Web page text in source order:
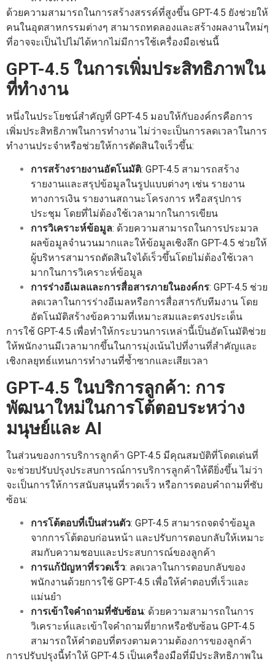
ด้วยความสามารถในการสร้างสรรค์ที่สูงขึ้น GPT-4.5 ยังช่วยให้
คนในอุตสาหกรรมต่างๆ สามารถทดลองและสร้างผลงานใหม่ๆ
ที่อาจจะเป็นไปไม่ได้หากไม่มีการใช้เครื่องมือเช่นนี้
GPT-4.5 ในการเพิ่มประสิทธิภาพใน
ที่ทำงาน
หนึ่งในประโยชน์สำคัญที่ GPT-4.5 มอบให้กับองค์กรคือการ
เพิ่มประสิทธิภาพในการทำงาน ไม่ว่าจะเป็นการลดเวลาในการ
ทำงานประจำหรือช่วยให้การตัดสินใจเร็วขึ้น:
การสร้างรายงานอัตโนมัติ: GPT-4.5 สามารถสร้าง
รายงานและสรุปข้อมูลในรูปแบบต่างๆ เช่น รายงาน
ทางการเงิน รายงานสถานะโครงการ หรือสรุปการ
ประชุม โดยที่ไม่ต้องใช้เวลามากในการเขียน
การวิเคราะห์ข้อมูล: ด้วยความสามารถในการประมวล
ผลข้อมูลจำนวนมากและให้ข้อมูลเชิงลึก GPT-4.5 ช่วยให้
ผู้บริหารสามารถตัดสินใจได้เร็วขึ้นโดยไม่ต้องใช้เวลา
มากในการวิเคราะห์ข้อมูล
การร่างอีเมลและการสื่อสารภายในองค์กร: GPT-4.5 ช่วย
ลดเวลาในการร่างอีเมลหรือการสื่อสารกับทีมงาน โดย
อัตโนมัติสร้างข้อความที่เหมาะสมและตรงประเด็น
การใช้ GPT-4.5 เพื่อทำให้กระบวนการเหล่านี้เป็นอัตโนมัติช่วย
ให้พนักงานมีเวลามากขึ้นในการมุ่งเน้นไปที่งานที่สำคัญและ
เชิงกลยุทธ์แทนการทำงานที่ซ้ำซากและเสียเวลา
GPT-4.5 ในบริการลูกค้า: การ
พัฒนาใหม่ในการโต้ตอบระหว่าง
มนุษย์และ AI
ในส่วนของการบริการลูกค้า GPT-4.5 มีคุณสมบัติที่โดดเด่นที่
จะช่วยปรับปรุงประสบการณ์การบริการลูกค้าให้ดียิ่งขึ้น ไม่ว่า
จะเป็นการให้การสนับสนุนที่รวดเร็ว หรือการตอบคำถามที่ซับ
ซ้อน:
การโต้ตอบที่เป็นส่วนตัว: GPT-4.5 สามารถจดจำข้อมูล
จากการโต้ตอบก่อนหน้า และปรับการตอบกลับให้เหมาะ
สมกับความชอบและประสบการณ์ของลูกค้า
การแก้ปัญหาที่รวดเร็ว: ลดเวลาในการตอบกลับของ
พนักงานด้วยการใช้ GPT-4.5 เพื่อให้คำตอบที่เร็วและ
แม่นยำ
การเข้าใจคำถามที่ซับซ้อน: ด้วยความสามารถในการ
วิเคราะห์และเข้าใจคำถามที่ยากหรือซับซ้อน GPT-4.5
สามารถให้คำตอบที่ตรงตามความต้องการของลูกค้า
การปรับปรุงนี้ทำให้ GPT-4.5 เป็นเครื่องมือที่มีประสิทธิภาพใน